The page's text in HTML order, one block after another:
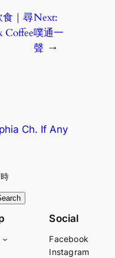
食｜尋
Coffee
Next:
噗通一
聲 →
Ch. If Any
Social
Facebook
Instagram